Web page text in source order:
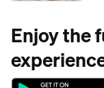
Enjoy the